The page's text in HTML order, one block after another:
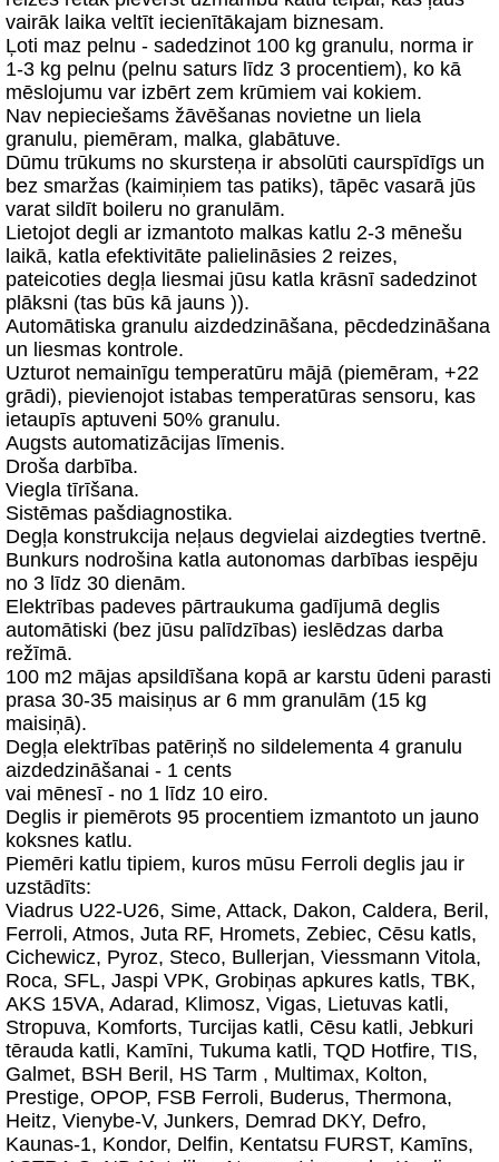
vairāk laika veltīt iecienītākajam biznesam.
Ļoti maz pelnu - sadedzinot 100 kg granulu, norma ir
1-3 kg pelnu (pelnu saturs līdz 3 procentiem), ko kā
mēslojumu var izbērt zem krūmiem vai kokiem.
Nav nepieciešams žāvēšanas novietne un liela
granulu, piemēram, malka, glabātuve.
Dūmu trūkums no skursteņa ir absolūti caurspīdīgs un
bez smaržas (kaimiņiem tas patiks), tāpēc vasarā jūs
varat sildīt boileru no granulām.
Lietojot degli ar izmantoto malkas katlu 2-3 mēnešu
laikā, katla efektivitāte palielināsies 2 reizes,
pateicoties degļa liesmai jūsu katla krāsnī sadedzinot
plāksni (tas būs kā jauns )).
Automātiska granulu aizdedzināšana, pēcdedzināšana
un liesmas kontrole.
Uzturot nemainīgu temperatūru mājā (piemēram, +22
grādi), pievienojot istabas temperatūras sensoru, kas
ietaupīs aptuveni 50% granulu.
Augsts automatizācijas līmenis.
Droša darbība.
Viegla tīrīšana.
Sistēmas pašdiagnostika.
Degļa konstrukcija neļaus degvielai aizdegties tvertnē.
Bunkurs nodrošina katla autonomas darbības iespēju
no 3 līdz 30 dienām.
Elektrības padeves pārtraukuma gadījumā deglis
automātiski (bez jūsu palīdzības) ieslēdzas darba
režīmā.
100 m2 mājas apsildīšana kopā ar karstu ūdeni parasti
prasa 30-35 maisiņus ar 6 mm granulām (15 kg
maisiņā).
Degļa elektrības patēriņš no sildelementa 4 granulu
aizdedzināšanai - 1 cents
vai mēnesī - no 1 līdz 10 eiro.
Deglis ir piemērots 95 procentiem izmantoto un jauno
koksnes katlu.
Piemēri katlu tipiem, kuros mūsu Ferroli deglis jau ir
uzstādīts:
Viadrus U22-U26, Sime, Attack, Dakon, Caldera, Beril,
Ferroli, Atmos, Juta RF, Hromets, Zebiec, Cēsu katls,
Cichewicz, Pyroz, Steco, Bullerjan, Viessmann Vitola,
Roca, SFL, Jaspi VPK, Grobiņas apkures katls, TBK,
AKS 15VA, Adarad, Klimosz, Vigas, Lietuvas katli,
Stropuva, Komforts, Turcijas katli, Cēsu katli, Jebkuri
tērauda katli, Kamīni, Tukuma katli, TQD Hotfire, TIS,
Galmet, BSH Beril, HS Tarm , Multimax, Kolton,
Prestige, OPOP, FSB Ferroli, Buderus, Thermona,
Heitz, Vienybe-V, Junkers, Demrad DKY, Defro,
Kaunas-1, Kondor, Delfin, Kentatsu FURST, Kamīns,